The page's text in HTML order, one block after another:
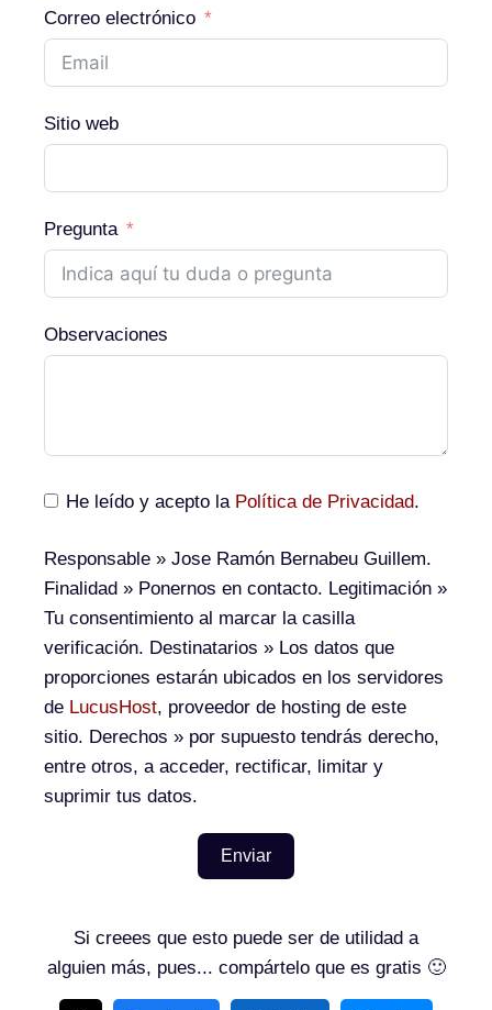
Correo electrónico
Sitio web
Pregunta
Observaciones
He leído y acepto la Política de Privacidad.
Responsable » Jose Ramón Bernabeu Guillem.
Finalidad » Ponernos en contacto. Legitimación »
Tu consentimiento al marcar la casilla
verificación. Destinatarios » Los datos que
proporciones estarán ubicados en los servidores
de LucusHost, proveedor de hosting de este
sitio. Derechos » por supuesto tendrás derecho,
entre otros, a acceder, rectificar, limitar y
suprimir tus datos.
Enviar
Si creees que esto puede ser de utilidad a
alguien más, pues... compártelo que es gratis 🙂